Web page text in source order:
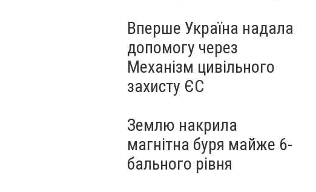
Вперше Україна надала
допомогу через
Механізм цивільного
захисту ЄС
Землю накрила
магнітна буря майже 6-
бального рівня